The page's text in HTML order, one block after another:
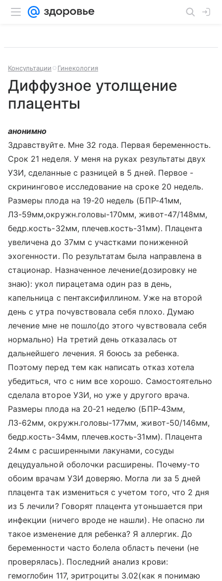
Консультации Гинекология
Диффузное утолщение
плаценты
анонимно
Здравствуйте. Мне 32 года. Первая беременность.
Срок 21 неделя. У меня на руках результаты двух
УЗИ, сделанные с разницей в 5 дней. Первое -
скрининговое исследование на сроке 20 недель.
Размеры плода на 19-20 недель (БПР-41мм,
ЛЗ-59мм,окружн.головы-170мм, живот-47/148мм,
бедр.кость-32мм, плечев.кость-31мм). Плацента
увеличена до 37мм с участками пониженной
эхогенности. По результатам была направлена в
стационар. Назначенное лечение(дозировку не
знаю): укол пирацетама один раз в день,
капельница с пентаксифиллином. Уже на второй
день с утра почувствовала себя плохо. Думаю
лечение мне не пошло(до этого чувствовала себя
нормально) На третий день отказалась от
дальнейшего лечения. Я боюсь за ребенка.
Поэтому перед тем как написать отказ хотела
убедиться, что с ним все хорошо. Самостоятельно
сделала второе УЗИ, но уже у другого врача.
Размеры плода на 20-21 неделю (БПР-43мм,
ЛЗ-62мм, окружн.головы-177мм, живот-50/146мм,
бедр.кость-34мм, плечев.кость-31мм). Плацента
24мм с расширенными лакунами, сосуды
децудуальной оболочки расширены. Почему-то
обоим врачам УЗИ доверяю. Могла ли за 5 дней
плацента так измениться с учетом того, что 2 дня
из 5 лечили? Говорят плацента утоньшается при
инфекции (ничего вроде не нашли). Не опасно ли
такое изменение для ребенка? Я аллергик. До
беременности часто болела область печени (не
проверялась). Последний анализ крови:
гемоглобин 117, эритроциты 3.02(как я понимаю